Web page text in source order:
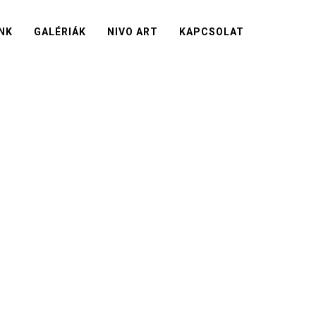
GALÉRIÁK NIVO ART KAPCSOLAT